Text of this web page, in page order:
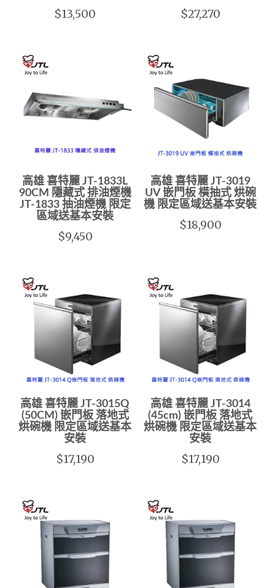
$13,500 $27,270
高雄 喜特麗 JT-1833L
90CM 隱藏式 排油煙機
JT-1833 抽油煙機 限定
區域送基本安裝
$9,450
高雄 喜特麗 JT-3019
UV 嵌門板 橫抽式 烘碗
機 限定區域送基本安裝
$18,900
高雄 喜特麗 JT-3015Q
(50CM) 嵌門板 落地式
烘碗機 限定區域送基本
安裝
$17,190
高雄 喜特麗 JT-3014
(45cm) 嵌門板 落地式
烘碗機 限定區域送基本
安裝
$17,190